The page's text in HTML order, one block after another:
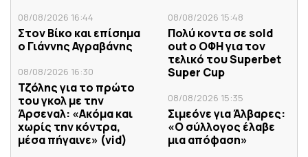
08/08/2026 16:44
Στον Βίκο και επίσημα
ο Γιάννης Αγραβάνης
08/08/2026 16:30
Τζόλης για το πρώτο
του γκολ με την
Άρσεναλ: «Ακόμα και
χωρίς την κόντρα,
μέσα πήγαινε» (vid)
08/08/2026 15:48
Πολύ κοντα σε sold
out ο ΟΦΗ για τον
τελικό του Superbet
Super Cup
08/08/2026 15:35
Σιμεόνε για Άλβαρες:
«Ο σύλλογος έλαβε
μια απόφαση»